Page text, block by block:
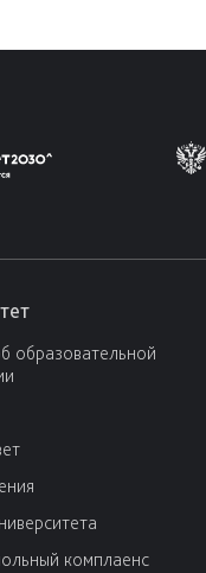
образовательной
комплаенс